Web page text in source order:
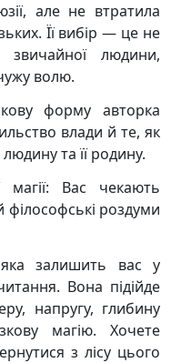
але не втратила
Її вибір — це не
людини,
волю.
форму авторка
влади й те, як
та її родину.
Вас чекають
філософські роздуми
залишить вас у
Вона підійде
напругу, глибину
магію. Хочете
з лісу цього